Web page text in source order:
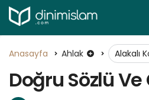
Anasayfa Ahlak Alakalı
Doğru Sözlü